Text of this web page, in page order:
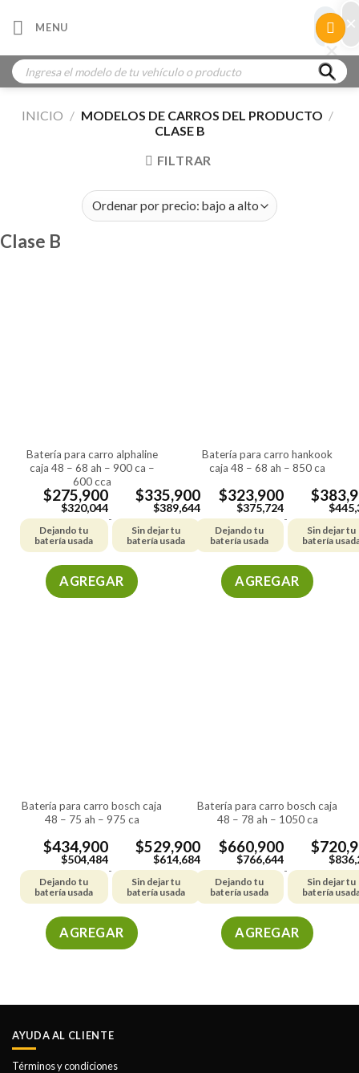
MENU
Búsqueda
de
productos
INICIO / MODELOS DE CARROS DEL PRODUCTO /
CLASE B
FILTRAR
Clase B
batería para carro alphaline
caja 48 – 68 ah – 900 ca –
600 cca
$275,900
$320,044
Dejando tu
batería usada
-
$335,900
$389,644
Sin dejar tu
batería usada
AGREGAR
página
de
producto
batería para carro hankook
caja 48 – 68 ah – 850 ca
$323,900
$375,724
Dejando tu
batería usada
-
$
$
Sin dejar tu
batería
AGREGAR
página
de
producto
batería para carro bosch caja
48 – 75 ah – 975 ca
$434,900
$504,484
Dejando tu
batería usada
-
$529,900
$614,684
Sin dejar tu
batería usada
AGREGAR
múltiples
Las
batería para carro bosch caja
48 – 78 ah – 1050 ca
$660,900
$766,644
Dejando tu
batería usada
-
$
$
Sin dejar tu
batería
AGREGAR
múltiples
AYUDA AL CLIENTE
Términos y condiciones
×
×
×
×